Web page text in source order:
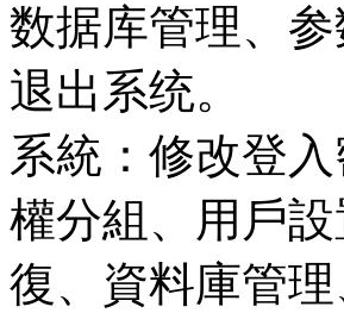
数据库管理、
退出系统。
系統：修改登
權分組、用戶
復、資料庫管